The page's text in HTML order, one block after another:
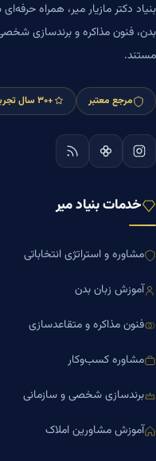
بنیاد دکتر مازیار میر، همراه
مستند.
مرجع معتبر +۳۰ سال تجربه
خدمات بنیاد میر
مشاوره و استراتژی انتخاباتی
آموزش زبان بدن
فنون مذاکره و متقاعدسازی
مشاوره کسب‌وکار
برندسازی شخصی و سازمانی
آموزش مشاورین املاک